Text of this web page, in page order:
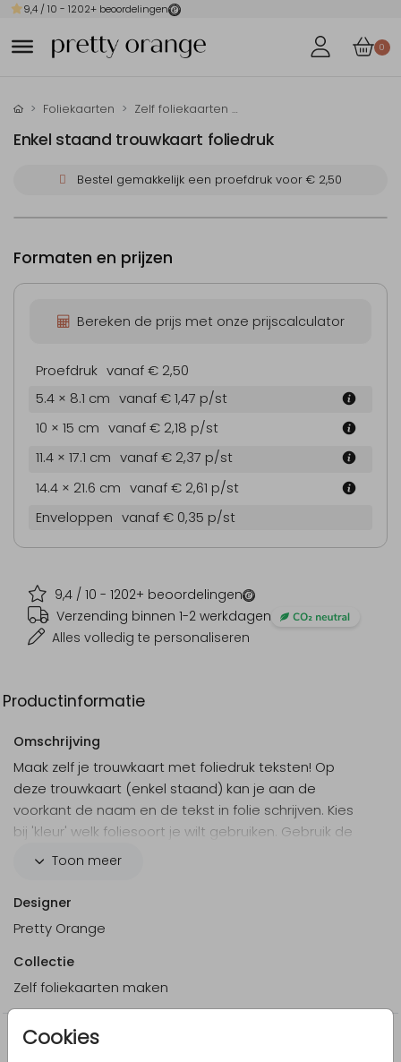
9,4 / 10 - 1202+ beoordelingen
0
Cookies
Foliekaarten Zelf foliekaarten maken
Enkel staand trouwkaart foliedruk
Bestel gemakkelijk een proefdruk voor € 2,50
9,4 / 10 - 1202+ beoordelingen
Verzending binnen 1-2 werkdagen
Alles volledig te personaliseren
Formaten en prijzen
Bereken de prijs met onze prijscalculator
Proefdruk vanaf € 2,50
5.4 × 8.1 cm vanaf € 1,47 p/st
10 × 15 cm vanaf € 2,18 p/st
11.4 × 17.1 cm vanaf € 2,37 p/st
14.4 × 21.6 cm vanaf € 2,61 p/st
Enveloppen vanaf € 0,35 p/st
Productinformatie
Omschrijving
Maak zelf je trouwkaart met foliedruk teksten! Op
deze trouwkaart (enkel staand) kan je aan de
voorkant de naam en de tekst in folie schrijven. Kies
bij 'kleur' welk foliesoort je wilt gebruiken. Gebruik de
afbeeldingen uit de ontwerptool om de kaart verder
Let op: Deze kaart heeft een langere verzendtijd:
voor 18.00 uur besteld = de volgende werkdag
gedrukt en verzonden.
Toon meer
Designer
Pretty Orange
Collectie
Zelf foliekaarten maken
Meer in dezelfde stijl